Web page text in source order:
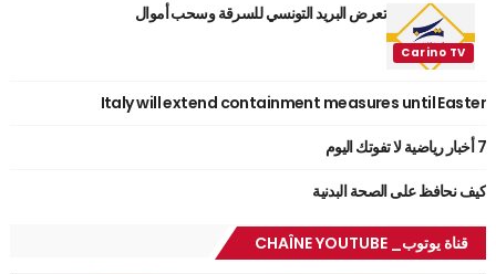
تعرض البريد التونسي للسرقة وسحب أموال
Italy will extend containment measures until Easter
7 أخبار رياضية لا تفوتك اليوم
كيف نحافظ على الصحة البدنية
قناة يوتوب_ CHAÎNE YOUTUBE